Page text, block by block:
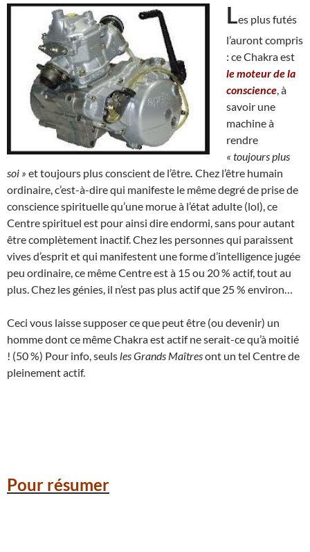
Les plus futés
l’auront compris
: ce Chakra est
le moteur de la
conscience , à
savoir une
machine à
rendre
« toujours plus
soi » et toujours plus conscient de l’être Chez l’être humain
ordinaire, c’est-à-dire qui manifeste le même degré de prise de
conscience spirituelle qu’une morue à l’état adulte (lol), ce
Centre spirituel est pour ainsi dire endormi, sans pour autant
être complètement inactif. Chez les personnes qui paraissent
vives d’esprit et qui manifestent une forme d’intelligence jugée
peu ordinaire, ce même Centre est à 15 ou 20 % actif, tout au
plus. Chez les génies, il n’est pas plus actif que 25 % environ…
Ceci vous laisse supposer ce que peut être (ou devenir) un
homme dont ce même Chakra est actif ne serait-ce qu’à moitié
! (50 %) Pour info, seuls les Grands Maîtresont un tel Centre de
pleinement actif.
Pour résumer